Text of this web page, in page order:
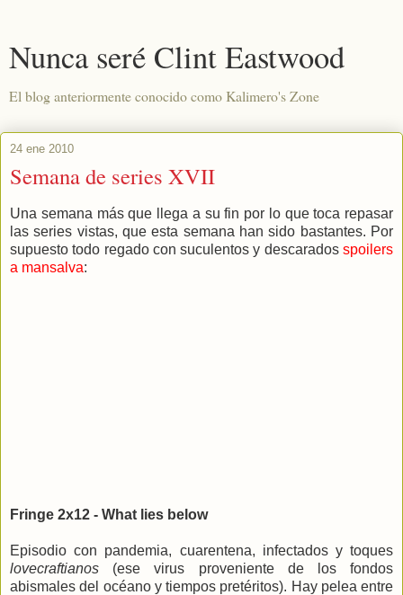
Nunca seré Clint Eastwood
El blog anteriormente conocido como Kalimero's Zone
24 ene 2010
Semana de series XVII
Una semana más que llega a su fin por lo que toca repasar
las series vistas, que esta semana han sido bastantes. Por
supuesto todo regado con suculentos y descarados spoilers
a mansalva:
Fringe 2x12 - What lies below
Episodio con pandemia, cuarentena, infectados y toques
lovecraftianos (ese virus proveniente de los fondos
abismales del océano y tiempos pretéritos). Hay pelea entre